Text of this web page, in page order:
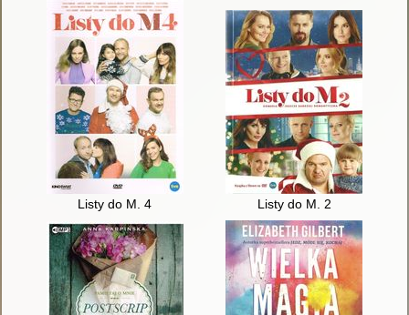
Listy do M. 4 Listy do M. 2